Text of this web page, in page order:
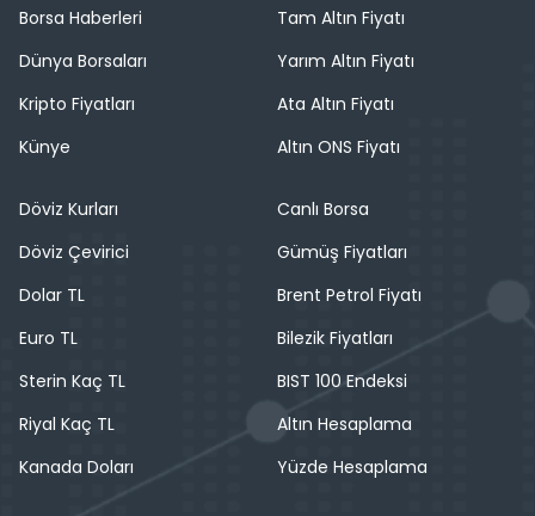
Borsa Haberleri
Dünya Borsaları
Kripto Fiyatları
Künye
Tam Altın Fiyatı
Yarım Altın Fiyatı
Ata Altın Fiyatı
Altın ONS Fiyatı
Döviz Kurları
Döviz Çevirici
Dolar TL
Euro TL
Sterin Kaç TL
Riyal Kaç TL
Kanada Doları
Canlı Borsa
Gümüş Fiyatları
Brent Petrol Fiyatı
Bilezik Fiyatları
BIST 100 Endeksi
Altın Hesaplama
Yüzde Hesaplama